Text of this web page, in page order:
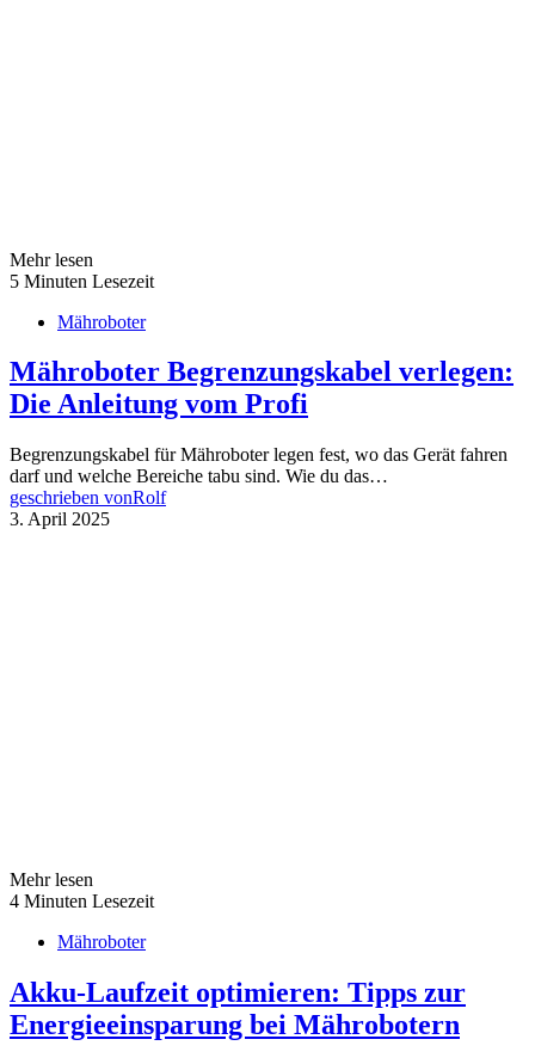
Mehr lesen
5 Minuten Lesezeit
Mähroboter
Mähroboter Begrenzungskabel verlegen:
Die Anleitung vom Profi
Begrenzungskabel für Mähroboter legen fest, wo das Gerät fahren
darf und welche Bereiche tabu sind. Wie du das…
geschrieben vonRolf
3. April 2025
Mehr lesen
4 Minuten Lesezeit
Mähroboter
Akku-Laufzeit optimieren: Tipps zur
Energieeinsparung bei Mährobotern